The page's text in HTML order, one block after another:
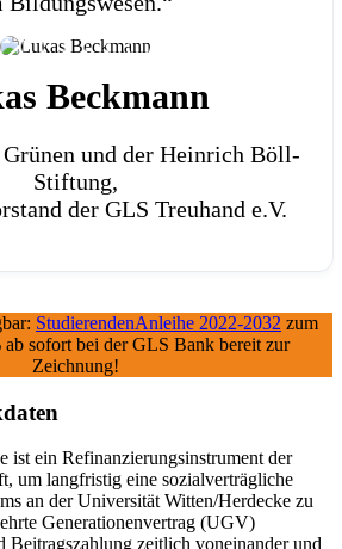
Beckmann
und der Heinrich Böll-
Stiftung,
der GLS Treuhand e.V.
StudierendenAnleihe 2022-2032 zum
sofort bei der GLS Bank bereit zur
Zeichnung!
ist ein Refinanzierungsinstrument der
um langfristig eine sozialverträgliche
an der Universität Witten/Herdecke zu
Generationenvertrag (UGV)
Beitragszahlung zeitlich voneinander und